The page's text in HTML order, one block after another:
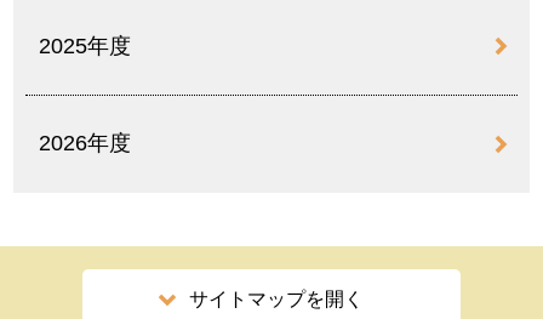
2025年度
2026年度
サイトマップを開く